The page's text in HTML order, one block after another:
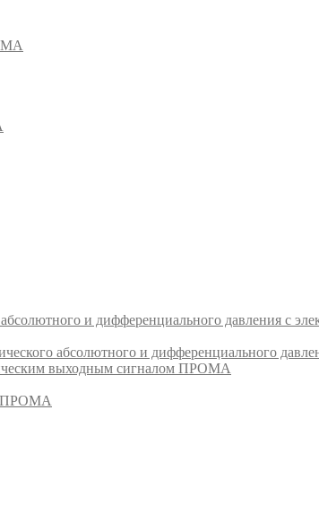
и дифференциального давления с
абсолютного и дифференциального
выходным сигналом ПРОМА
ПРОМА